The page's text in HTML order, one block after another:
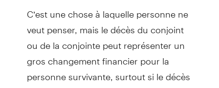
C’est une chose à laquelle personne ne
veut penser, mais le décès du conjoint
ou de la conjointe peut représenter un
gros changement financier pour la
personne survivante, surtout si le décès